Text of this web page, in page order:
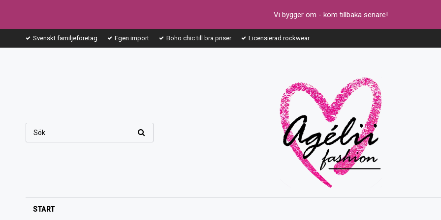
Vi bygger om - kom tillbaka senare!
Svenskt familjeföretag Egen import Boho chic till bra priser Licensierad rockwear
START